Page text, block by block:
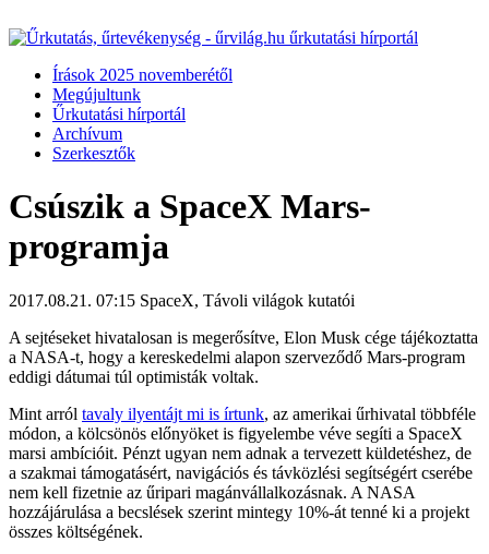
Írások 2025 novemberétől
Megújultunk
Űrkutatási hírportál
Archívum
Szerkesztők
Csúszik a SpaceX Mars-
programja
2017.08.21. 07:15 SpaceX, Távoli világok kutatói
A sejtéseket hivatalosan is megerősítve, Elon Musk cége tájékoztatta
a NASA-t, hogy a kereskedelmi alapon szerveződő Mars-program
eddigi dátumai túl optimisták voltak.
Mint arról tavaly ilyentájt mi is írtunk, az amerikai űrhivatal többféle
módon, a kölcsönös előnyöket is figyelembe véve segíti a SpaceX
marsi ambícióit. Pénzt ugyan nem adnak a tervezett küldetéshez, de
a szakmai támogatásért, navigációs és távközlési segítségért cserébe
nem kell fizetnie az űripari magánvállalkozásnak. A NASA
hozzájárulása a becslések szerint mintegy 10%-át tenné ki a projekt
összes költségének.